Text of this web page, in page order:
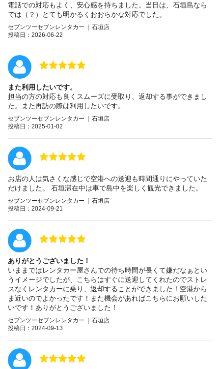
電話での対応もよく、安心感を持ちました。当日は、石垣島なら
では（？）とても明かるくおおらかな対応でした。
セブンツーセブンレンタカー | 石垣店
投稿日：2026-06-22
また利用したいです。
担当の方の対応も良くスムーズに受取り、返却する事ができまし
た。また再訪の際は利用したいです。
セブンツーセブンレンタカー | 石垣店
投稿日：2025-01-02
お店の人は気さくな感じで空港への送迎も時間通りにやっていた
だけました。 石垣滞在中は車で島中を楽しく観光できました。
セブンツーセブンレンタカー | 石垣店
投稿日：2024-09-21
ありがとうございました！
いままではレンタカー屋さんでの待ち時間が長くて嫌だなぁとい
うイメージでしたが、こちらはすぐに送迎してくれたのでストレ
スなくレンタカーに乗り、返却することができました！空港から
ま近いのでよかったです！また機会があればこちらにお願いした
いです！ありがとうございました！
セブンツーセブンレンタカー | 石垣店
投稿日：2024-09-13